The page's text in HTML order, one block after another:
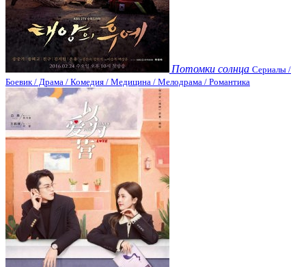
Потомки солнца Сериалы /
Боевик / Драма / Комедия / Медицина / Мелодрама / Романтика